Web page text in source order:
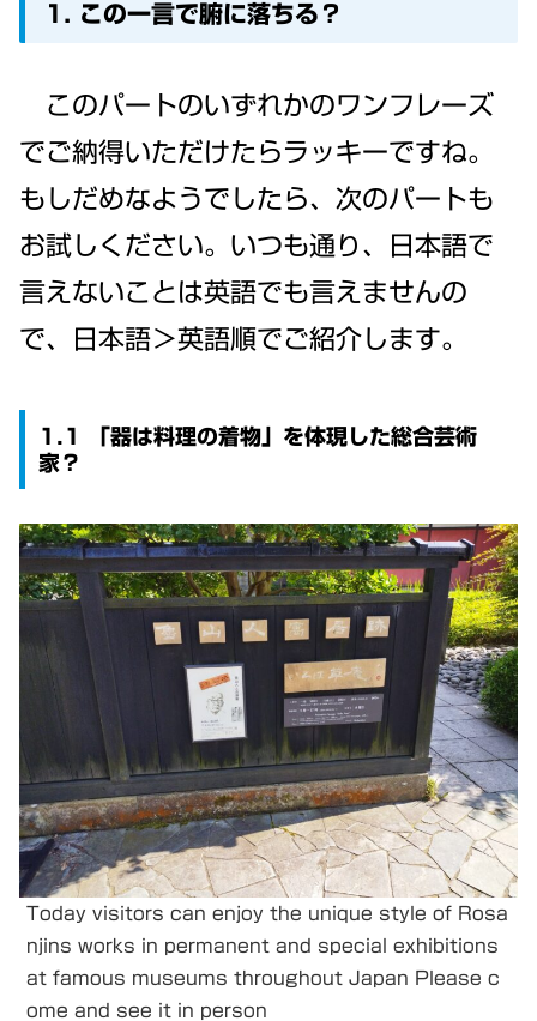
1. この一言で腑に落ちる？
このパートのいずれかのワンフレーズ
でご納得いただけたらラッキーですね。
もしだめなようでしたら、次のパートも
お試しください。いつも通り、日本語で
言えないことは英語でも言えませんの
で、日本語＞英語順でご紹介します。
1.1 「器は料理の着物」を体現した総合芸術
家？
Today visitors can enjoy the unique style of Rosa
njins works in permanent and special exhibitions
at famous museums throughout Japan Please c
ome and see it in person